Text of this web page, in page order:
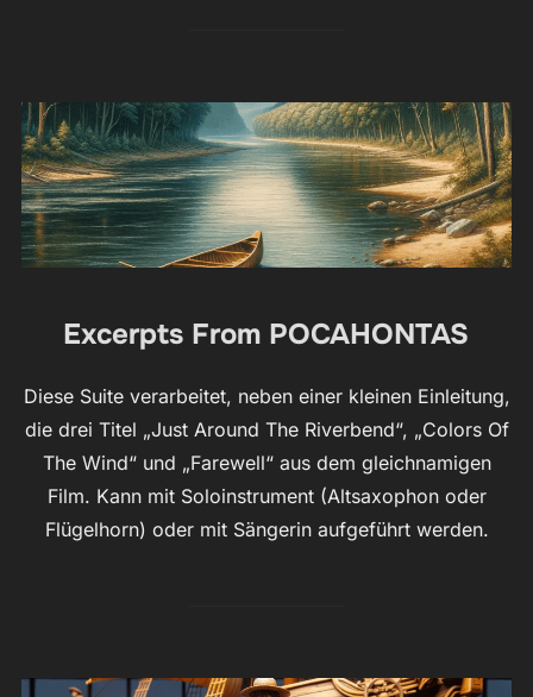
Excerpts From POCAHONTAS
Diese Suite verarbeitet, neben einer kleinen Einleitung,
die drei Titel „Just Around The Riverbend“, „Colors Of
The Wind“ und „Farewell“ aus dem gleichnamigen
Film. Kann mit Soloinstrument (Altsaxophon oder
Flügelhorn) oder mit Sängerin aufgeführt werden.